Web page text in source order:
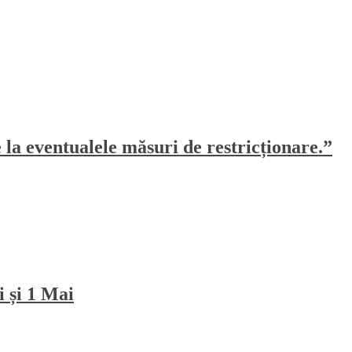
eventualele măsuri de restricționare.”
și 1 Mai